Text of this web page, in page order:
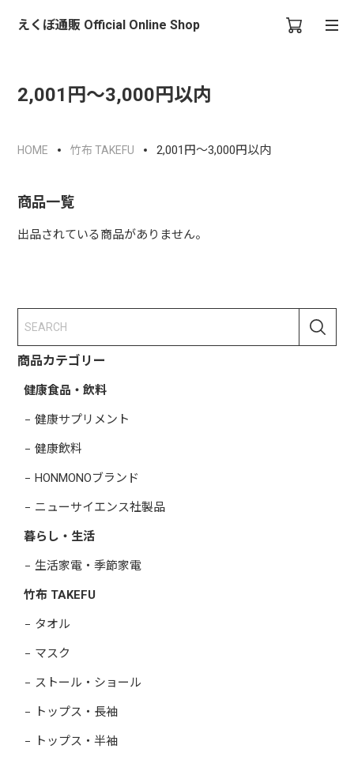
えくぼ通販 Official Online Shop
2,001円～3,000円以内
商品カテゴリー
健康食品・飲料
健康サプリメント
健康飲料
HONMONOブランド
ニューサイエンス社製品
暮らし・生活
生活家電・季節家電
竹布 TAKEFU
タオル
マスク
ストール・ショール
トップス・長袖
トップス・半袖
HOME 竹布 TAKEFU 2,001円～3,000円以内
商品一覧
出品されている商品がありません。